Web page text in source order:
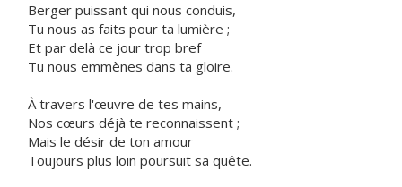
Berger puissant qui nous conduis,
Tu nous as faits pour ta lumière ;
Et par delà ce jour trop bref
Tu nous emmènes dans ta gloire.
À travers l'œuvre de tes mains,
Nos cœurs déjà te reconnaissent ;
Mais le désir de ton amour
Toujours plus loin poursuit sa quête.